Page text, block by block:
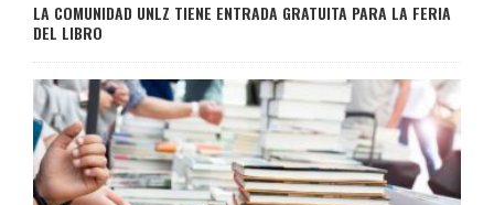
LA COMUNIDAD UNLZ TIENE ENTRADA GRATUITA PARA LA FERIA
DEL LIBRO